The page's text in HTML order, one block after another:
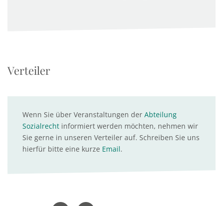
Verteiler
Wenn Sie über Veranstaltungen der Abteilung
Sozialrecht informiert werden möchten, nehmen wir
Sie gerne in unseren Verteiler auf. Schreiben Sie uns
hierfür bitte eine kurze Email.